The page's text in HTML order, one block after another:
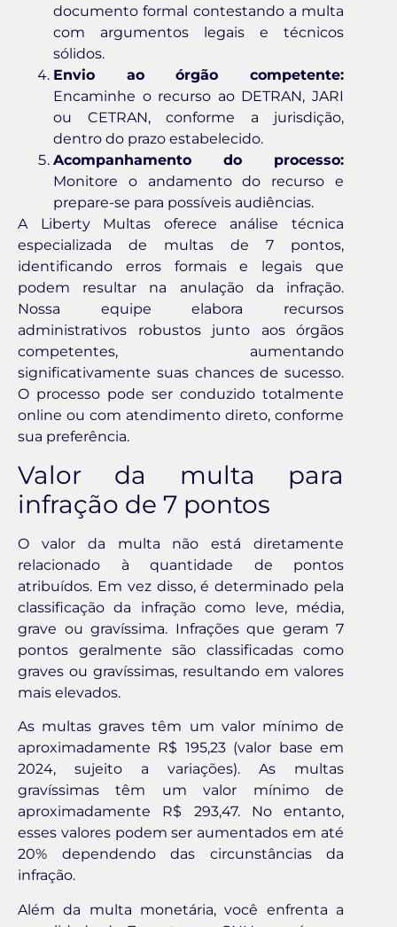
documento formal contestando a multa
com argumentos legais e técnicos
sólidos.
Envio ao órgão competente:
Encaminhe o recurso ao DETRAN, JARI
ou CETRAN, conforme a jurisdição,
dentro do prazo estabelecido.
Acompanhamento do processo:
Monitore o andamento do recurso e
prepare-se para possíveis audiências.
A Liberty Multas oferece análise técnica
especializada de multas de 7 pontos,
identificando erros formais e legais que
podem resultar na anulação da infração.
Nossa equipe elabora recursos
administrativos robustos junto aos órgãos
competentes, aumentando
significativamente suas chances de sucesso.
O processo pode ser conduzido totalmente
online ou com atendimento direto, conforme
sua preferência.
Valor da multa para
infração de 7 pontos
O valor da multa não está diretamente
relacionado à quantidade de pontos
atribuídos. Em vez disso, é determinado pela
classificação da infração como leve, média,
grave ou gravíssima. Infrações que geram 7
pontos geralmente são classificadas como
graves ou gravíssimas, resultando em valores
mais elevados.
As multas graves têm um valor mínimo de
aproximadamente R$ 195,23 (valor base em
2024, sujeito a variações). As multas
gravíssimas têm um valor mínimo de
aproximadamente R$ 293,47. No entanto,
esses valores podem ser aumentados em até
20% dependendo das circunstâncias da
infração.
Além da multa monetária, você enfrenta a